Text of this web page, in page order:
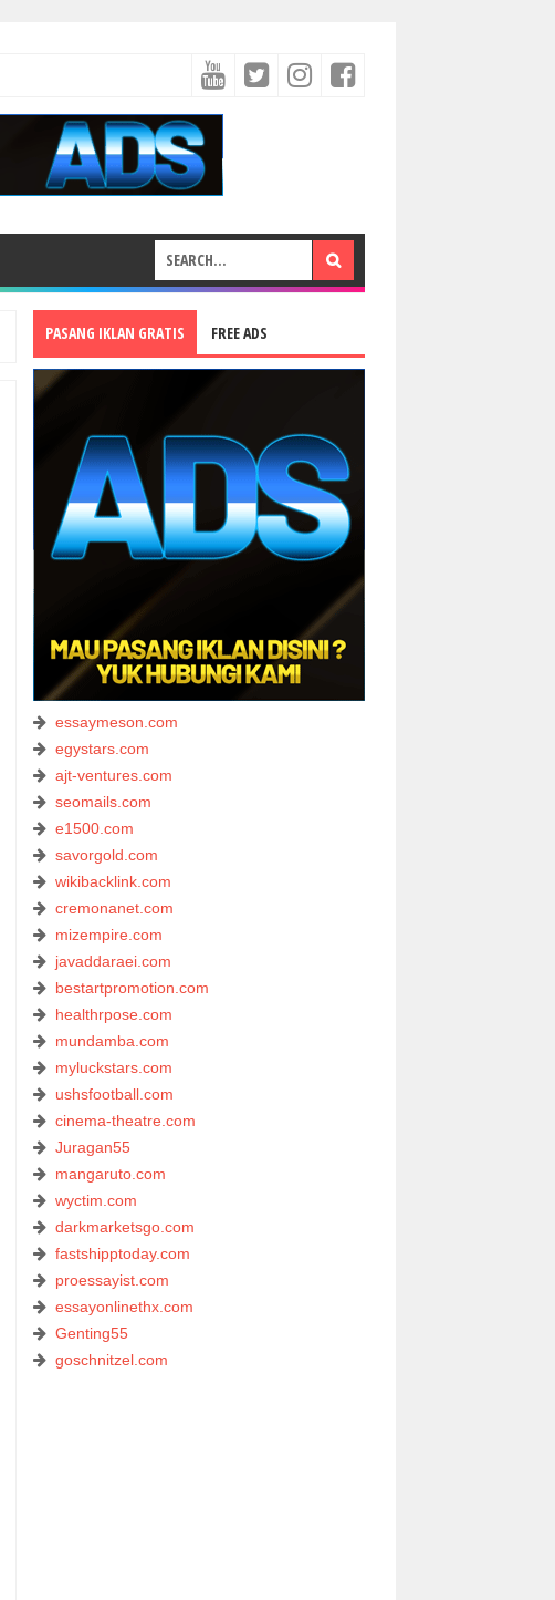
PASANG IKLAN GRATIS FREE ADS
essaymeson.com
egystars.com
ajt-ventures.com
seomails.com
e1500.com
savorgold.com
wikibacklink.com
cremonanet.com
mizempire.com
javaddaraei.com
bestartpromotion.com
healthrpose.com
mundamba.com
myluckstars.com
ushsfootball.com
cinema-theatre.com
Juragan55
mangaruto.com
wyctim.com
darkmarketsgo.com
fastshipptoday.com
proessayist.com
essayonlinethx.com
Genting55
goschnitzel.com